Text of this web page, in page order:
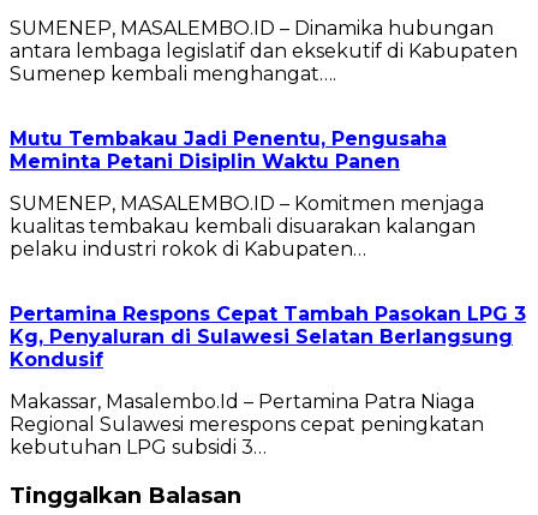
SUMENEP, MASALEMBO.ID – Dinamika hubungan
antara lembaga legislatif dan eksekutif di Kabupaten
Sumenep kembali menghangat….
Mutu Tembakau Jadi Penentu, Pengusaha
Meminta Petani Disiplin Waktu Panen
SUMENEP, MASALEMBO.ID – Komitmen menjaga
kualitas tembakau kembali disuarakan kalangan
pelaku industri rokok di Kabupaten…
Pertamina Respons Cepat Tambah Pasokan LPG 3
Kg, Penyaluran di Sulawesi Selatan Berlangsung
Kondusif
Makassar, Masalembo.Id – Pertamina Patra Niaga
Regional Sulawesi merespons cepat peningkatan
kebutuhan LPG subsidi 3…
Tinggalkan Balasan